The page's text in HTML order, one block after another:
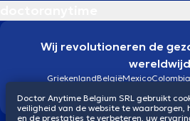
Wij revolutioneren de
wereldwijd
GriekenlandBelgiëMexicoColombia
Doctor Anytime Belgium SRL gebruikt
veiligheid van de website te waarborgen,
en de prestaties te verbeteren, uw